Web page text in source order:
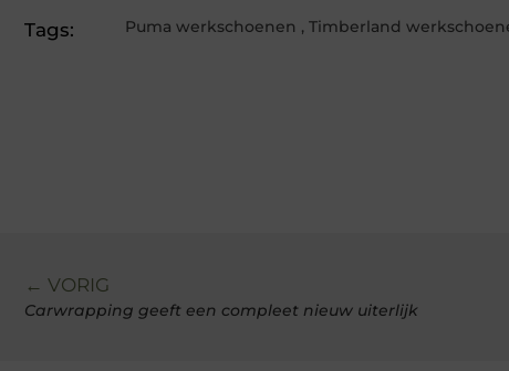
Tags: Puma werkschoenen , Timberland
← VORIG
Carwrapping geeft een compleet nieuw uiterlijk